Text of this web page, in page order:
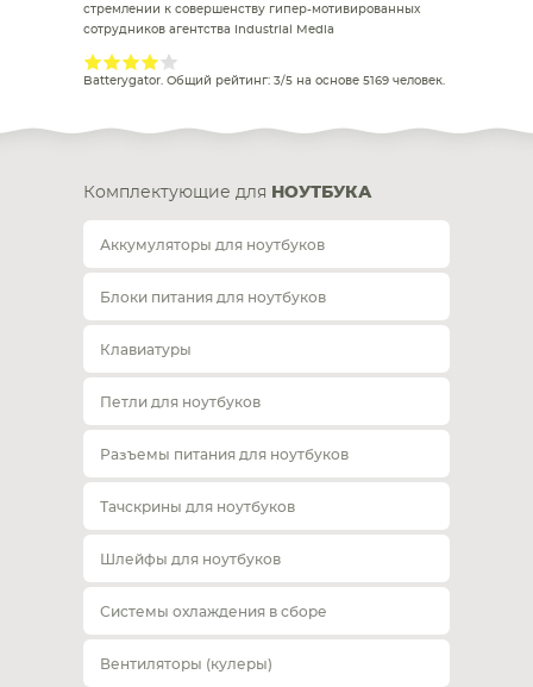
стремлении к совершенству гипер-мотивированных
сотрудников агентства Industrial Media
Batterygator. Общий рейтинг: 3/5 на основе 5169 человек.
Комплектующие для НОУТБУКА
Аккумуляторы для ноутбуков
Блоки питания для ноутбуков
Клавиатуры
Петли для ноутбуков
Разъемы питания для ноутбуков
Тачскрины для ноутбуков
Шлейфы для ноутбуков
Системы охлаждения в сборе
Вентиляторы (кулеры)